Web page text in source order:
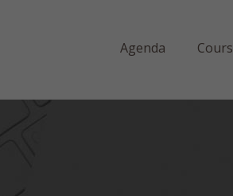
Agenda Cours